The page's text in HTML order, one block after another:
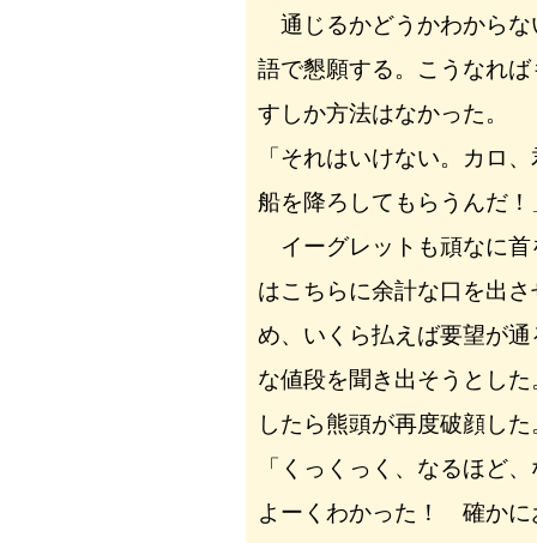
通じるかどうかわからな
語で懇願する。こうなれ
すしか方法はなかった。
「それはいけない。カロ
船を降ろしてもらうんだ！
イーグレットも頑なに首
はこちらに余計な口を出
め、いくら払えば要望が
な値段を聞き出そうとし
したら熊頭が再度破顔した
「くっくっく、なるほど
よーくわかった！ 確かに